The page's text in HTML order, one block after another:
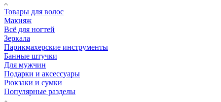
Товары для волос
Макияж
Всё для ногтей
Зеркала
Парикмахерские инструменты
Банные штучки
Для мужчин
Подарки и аксессуары
Рюкзаки и сумки
Популярные разделы